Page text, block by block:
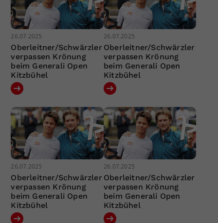
26.07.2025
Oberleitner/Schwärzler
verpassen Krönung
beim Generali Open
Kitzbühel
26.07.2025
Oberleitner/Schwärzler
verpassen Krönung
beim Generali Open
Kitzbühel
26.07.2025
Oberleitner/Schwärzler
verpassen Krönung
beim Generali Open
Kitzbühel
26.07.2025
Oberleitner/Schwärzler
verpassen Krönung
beim Generali Open
Kitzbühel